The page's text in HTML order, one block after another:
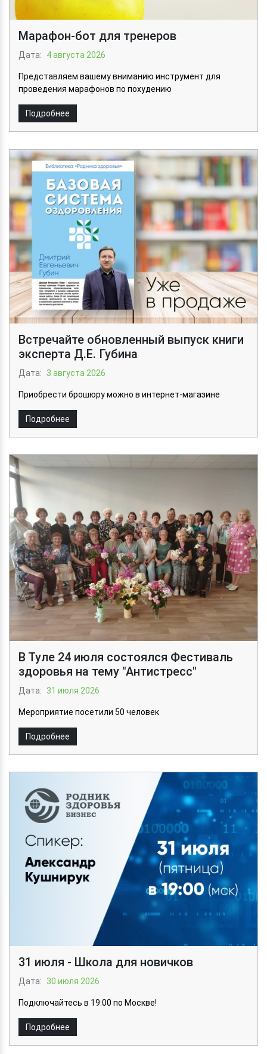
Марафон-бот для тренеров
Дата: 4 августа 2026
Представляем вашему вниманию инструмент для
проведения марафонов по похудению
Подробнее
Встречайте обновленный выпуск книги
эксперта Д.E. Губина
Дата: 3 августа 2026
Приобрести брошюру можно в интернет-магазине
Подробнее
В Туле 24 июля состоялся Фестиваль
здоровья на тему "Антистресс"
Дата: 31 июля 2026
Мероприятие посетили 50 человек
Подробнее
31 июля - Школа для новичков
Дата: 30 июля 2026
Подключайтесь в 19:00 по Москве!
Подробнее